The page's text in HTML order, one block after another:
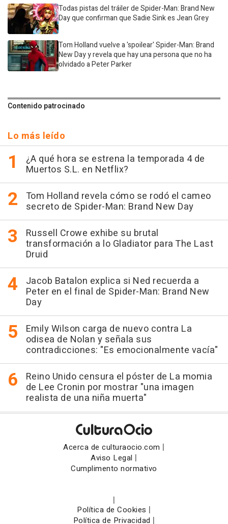
Todas pistas del tráiler de Spider-Man: Brand New
Day que confirman que Sadie Sink es Jean Grey
Tom Holland vuelve a 'spoilear' Spider-Man: Brand
New Day y revela que hay una persona que no ha
olvidado a Peter Parker
Contenido patrocinado
Lo más leído
¿A qué hora se estrena la temporada 4 de
Muertos S.L. en Netflix?
Tom Holland revela cómo se rodó el cameo
secreto de Spider-Man: Brand New Day
Russell Crowe exhibe su brutal
transformación a lo Gladiator para The Last
Druid
Jacob Batalon explica si Ned recuerda a
Peter en el final de Spider-Man: Brand New
Day
Emily Wilson carga de nuevo contra La
odisea de Nolan y señala sus
contradicciones: "Es emocionalmente vacía"
Reino Unido censura el póster de La momia
de Lee Cronin por mostrar "una imagen
realista de una niña muerta"
Acerca de culturaocio.com |
Aviso Legal |
Cumplimento normativo
|
Política de Cookies |
Política de Privacidad |